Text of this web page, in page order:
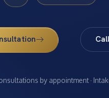
by appointment ·